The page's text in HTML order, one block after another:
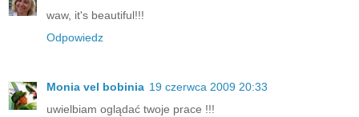
waw, it's beautiful!!!
Odpowiedz
Monia vel bobinia 19 czerwca 2009 20:33
uwielbiam oglądać twoje prace !!!